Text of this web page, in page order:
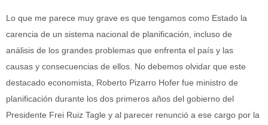
Lo que me parece muy grave es que tengamos como Estado la
carencia de un sistema nacional de planificación, incluso de
análisis de los grandes problemas que enfrenta el país y las
causas y consecuencias de ellos. No debemos olvidar que este
destacado economista, Roberto Pizarro Hofer fue ministro de
planificación durante los dos primeros años del gobierno del
Presidente Frei Ruiz Tagle y al parecer renunció a ese cargo por la